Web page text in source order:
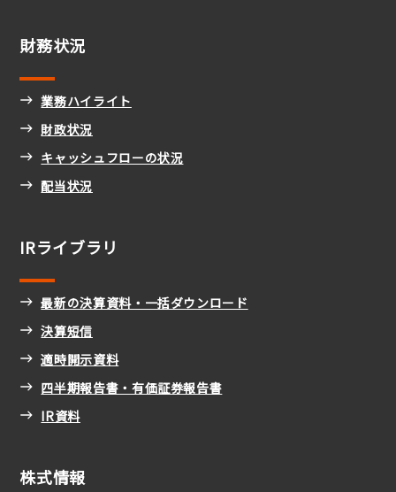
財務状況
業務ハイライト
財政状況
キャッシュフローの状況
配当状況
IRライブラリ
最新の決算資料・一括ダウンロード
決算短信
適時開示資料
四半期報告書・有価証券報告書
IR資料
株式情報